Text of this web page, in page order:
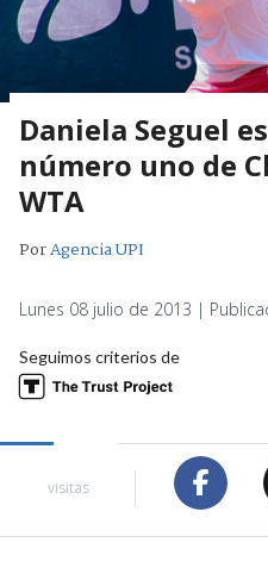
Daniela Seguel
número uno de
WTA
PorAgencia UPI
Lunes 08 julio de 2013 |
Seguimos criterios de
visitas